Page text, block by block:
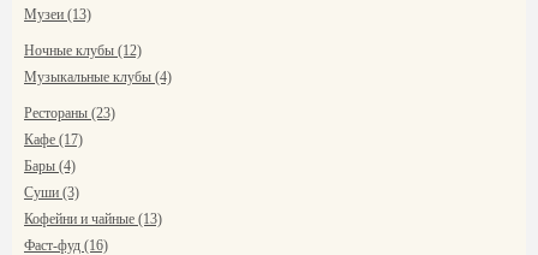
Музеи (13)
Ночные клубы (12)
Музыкальные клубы (4)
Рестораны (23)
Кафе (17)
Бары (4)
Суши (3)
Кофейни и чайные (13)
Фаст-фуд (16)